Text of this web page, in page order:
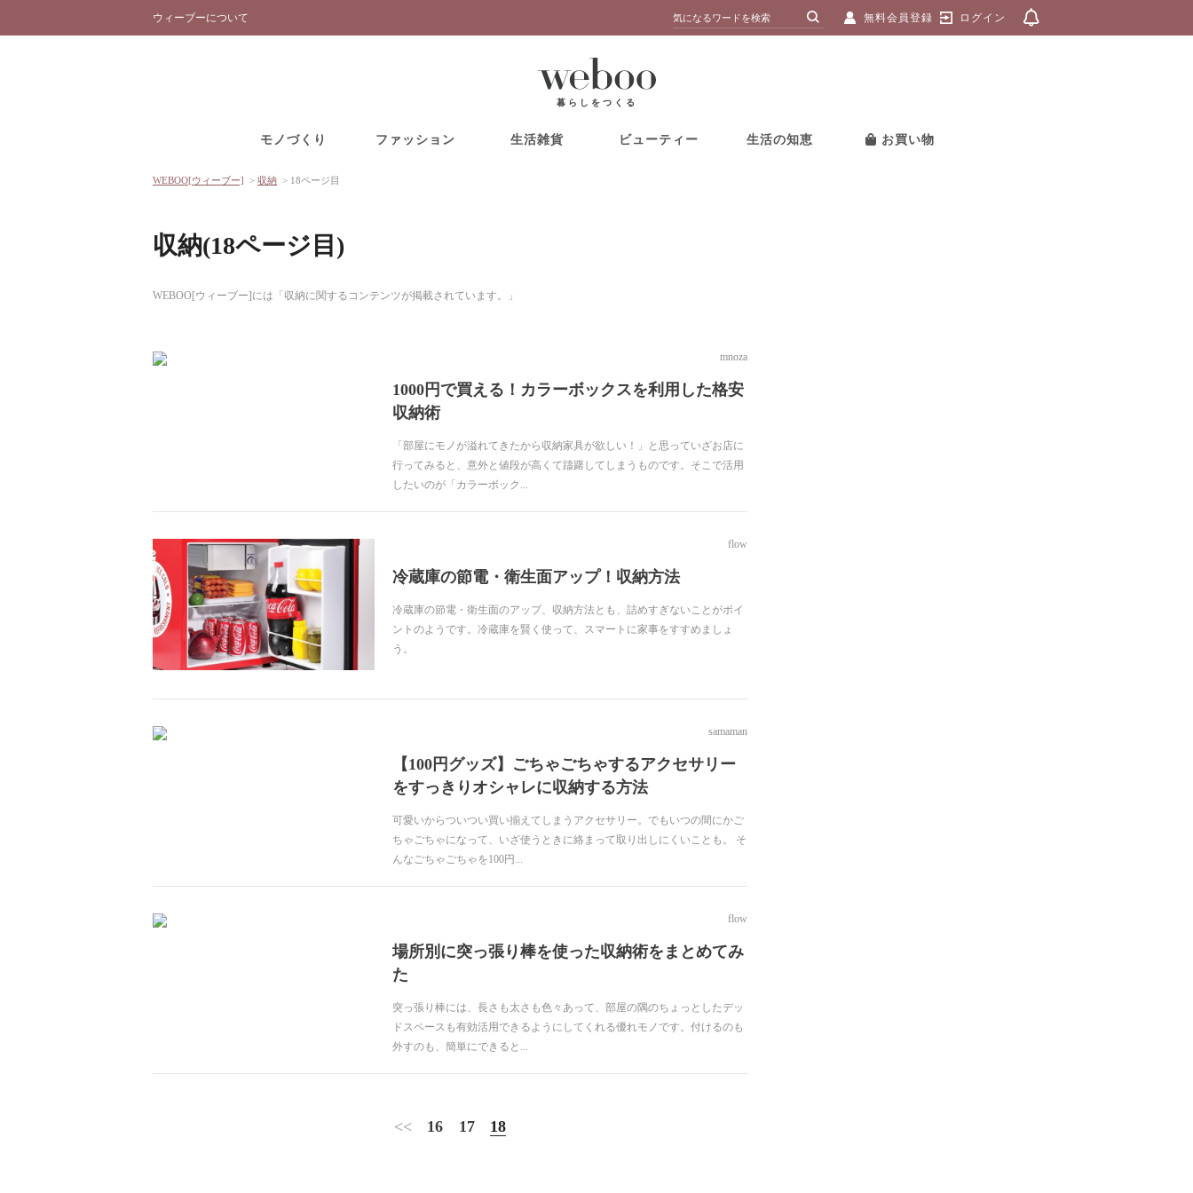
ウィーブーについて 無料会員登録 ログイン
暮らしをつくる
モノづくり ファッション 生活雑貨 ビューティー 生活の知恵 お買い物
WEBOO[ウィーブー] > 収納 > 18ページ目
収納(18ページ目)
WEBOO[ウィーブー]には「収納に関するコンテンツが掲載されています。」
mnoza
1000円で買える！カラーボックスを利用した格安
収納術
「部屋にモノが溢れてきたから収納家具が欲しい！」と思っていざお店に
行ってみると、意外と値段が高くて躊躇してしまうものです。そこで活用
したいのが「カラーボック...
flow
冷蔵庫の節電・衛生面アップ！収納方法
冷蔵庫の節電・衛生面のアップ、収納方法とも、詰めすぎないことがポイ
ントのようです。冷蔵庫を賢く使って、スマートに家事をすすめましょ
う。
samaman
【100円グッズ】ごちゃごちゃするアクセサリー
をすっきりオシャレに収納する方法
可愛いからついつい買い揃えてしまうアクセサリー。でもいつの間にかご
ちゃごちゃになって、いざ使うときに絡まって取り出しにくいことも。 そ
んなごちゃごちゃを100円...
flow
場所別に突っ張り棒を使った収納術をまとめてみ
た
突っ張り棒には、長さも太さも色々あって、部屋の隅のちょっとしたデッ
ドスペースも有効活用できるようにしてくれる優れモノです。付けるのも
外すのも、簡単にできると...
<< 16 17 18